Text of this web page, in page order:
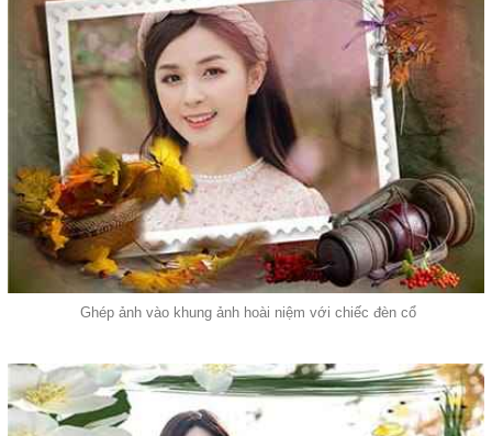
Ghép ảnh vào khung ảnh hoài niệm với chiếc đèn cổ